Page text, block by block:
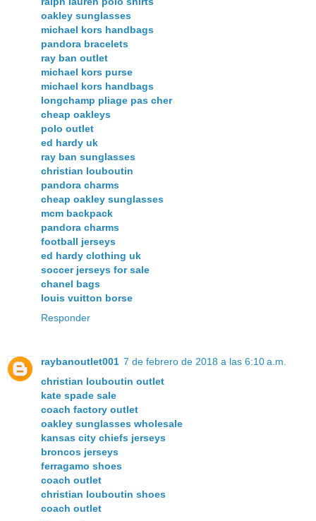
oakley sunglasses
michael kors handbags
pandora bracelets
ray ban outlet
michael kors purse
michael kors handbags
longchamp pliage pas cher
cheap oakleys
polo outlet
ed hardy uk
ray ban sunglasses
christian louboutin
pandora charms
cheap oakley sunglasses
mcm backpack
pandora charms
football jerseys
ed hardy clothing uk
soccer jerseys for sale
chanel bags
louis vuitton borse
Responder
raybanoutlet001 7 de febrero de 2018 a las 6:10 a.m.
christian louboutin outlet
kate spade sale
coach factory outlet
oakley sunglasses wholesale
kansas city chiefs jerseys
broncos jerseys
ferragamo shoes
coach outlet
christian louboutin shoes
coach outlet